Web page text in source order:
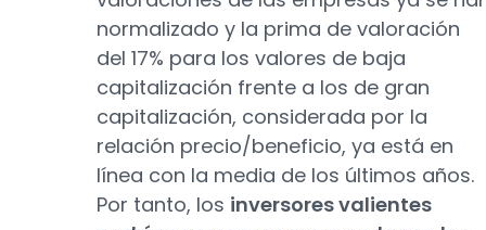
normalizado y la prima de valoración
del 17% para los valores de baja
capitalización frente a los de gran
capitalización, considerada por la
relación precio/beneficio, ya está en
línea con la media de los últimos años.
Por tanto, los inversores valientes